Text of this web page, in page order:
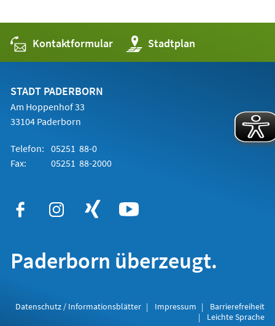
Kontaktformular Stadtplan
(Öffnet
in
einem
STADT PADERBORN
Am Hoppenhof 33
33104 Paderborn
Telefon: 05251 88-0
Fax:
05251 88-2000
Paderborn überzeugt.
Datenschutz / Informationsblätter Impressum
Barrierefreiheit
Leichte Sprache